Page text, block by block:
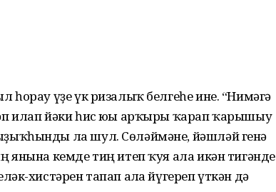
үҙе үк ризалыҡ белгеһе ине. “Нимәгә
илап йәки һис юғы арҡыры ҡарап ҡарышыу
ла шул. Сөләймәне, йәшләй генә
янына кемде тиң итеп ҡуя ала икән тигәнде
хистәрен тапап алға йүгереп үткән дә